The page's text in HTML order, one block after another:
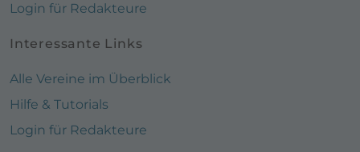
Login für Redakteure
Interessante Links
Alle Vereine im Überblick
Hilfe & Tutorials
Login für Redakteure